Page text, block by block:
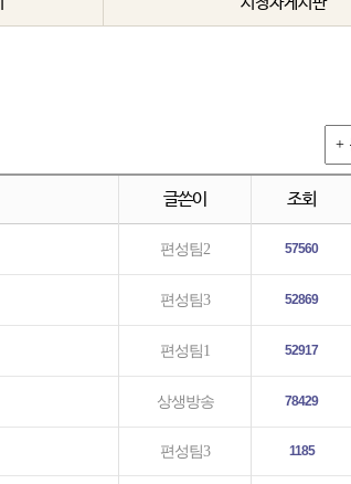
글쓴이 조회
편성팀2 57560
편성팀3 52869
편성팀1 52917
상생방송 78429
편성팀3 1185